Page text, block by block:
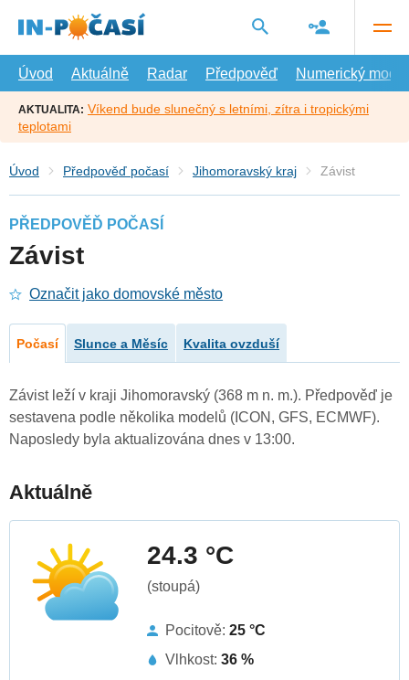
hlavní
Úvod
Aktuálně Radar Předpověď Numerický model
AKTUALITA: Víkend bude slunečný s letními, zítra i tropickými
teplotami
Úvod Předpověď počasí Jihomoravský kraj Závist
PŘEDPOVĚĎ POČASÍ
Závist
Označit jako domovské město
Počasí Slunce a Měsíc Kvalita ovzduší
Závist leží v kraji Jihomoravský (368 m n. m.). Předpověď je
sestavena podle několika modelů (ICON, GFS, ECMWF).
Naposledy byla aktualizována dnes v 13:00.
Aktuálně
24.3 °C
(stoupá)
Pocitově: 25 °C
Vlhkost: 36 %